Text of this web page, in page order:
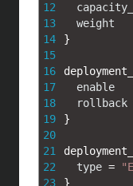
12
13
14
15
16
17
18
19
20
21
22
23
weight
}
enable
rollback
}
type =
}